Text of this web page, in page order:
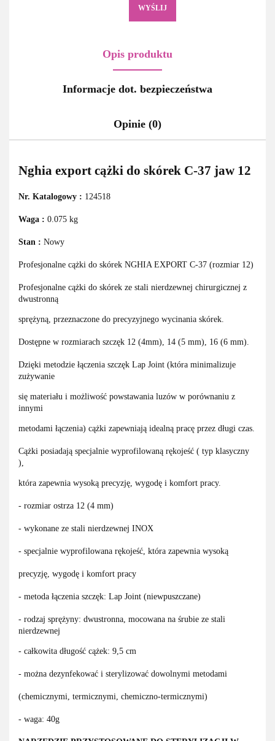
WYŚLIJ
Opis produktu
Informacje dot. bezpieczeństwa
Opinie (0)
Nghia export cążki do skórek C-37 jaw 12
Nr. Katalogowy : 124518
Waga : 0.075 kg
Stan : Nowy
Profesjonalne cążki do skórek NGHIA EXPORT C-37 (rozmiar 12)
Profesjonalne cążki do skórek ze stali nierdzewnej chirurgicznej z
dwustronną
sprężyną, przeznaczone do precyzyjnego wycinania skórek.
Dostępne w rozmiarach szczęk 12 (4mm), 14 (5 mm), 16 (6 mm).
Dzięki metodzie łączenia szczęk Lap Joint (która minimalizuje
zużywanie
się materiału i możliwość powstawania luzów w porównaniu z
innymi
metodami łączenia) cążki zapewniają idealną pracę przez długi czas.
Cążki posiadają specjalnie wyprofilowaną rękojeść ( typ klasyczny
),
która zapewnia wysoką precyzję, wygodę i komfort pracy.
- rozmiar ostrza 12 (4 mm)
- wykonane ze stali nierdzewnej INOX
- specjalnie wyprofilowana rękojeść, która zapewnia wysoką
precyzję, wygodę i komfort pracy
- metoda łączenia szczęk: Lap Joint (niewpuszczane)
- rodzaj sprężyny: dwustronna, mocowana na śrubie ze stali
nierdzewnej
- całkowita długość cążek: 9,5 cm
- można dezynfekować i sterylizować dowolnymi metodami
(chemicznymi, termicznymi, chemiczno-termicznymi)
- waga: 40g